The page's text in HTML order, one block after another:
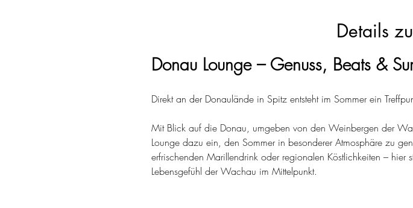
Details
Donau Lounge – Genuss, Beats &
Direkt an der Donaulände in Spitz entsteht im Sommer ein
Mit Blick auf die Donau, umgeben von den Weinbergen der
Lounge dazu ein, den Sommer in besonderer Atmosphäre zu
erfrischenden Marillendrink oder regionalen Köstlichkeiten –
Lebensgefühl der Wachau im Mittelpunkt.